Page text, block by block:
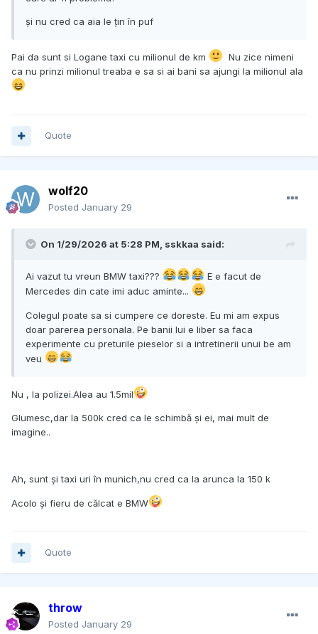
și nu cred ca aia le țin în puf
Pai da sunt si Logane taxi cu milionul de km
Nu zice nimeni
ca nu prinzi milionul treaba e sa si ai bani sa ajungi la milionul ala
Quote
wolf20
Posted January 29
On 1/29/2026 at 5:28 PM, sskkaa said:
Ai vazut tu vreun BMW taxi???
E e facut de
Mercedes din cate imi aduc aminte...
Colegul poate sa si cumpere ce doreste. Eu mi am expus
doar parerea personala. Pe banii lui e liber sa faca
experimente cu preturile pieselor si a intretinerii unui be am
veu
Nu , la polizei.Alea au 1.5mil
Glumesc,dar la 500k cred ca le schimbă și ei, mai mult de
imagine..
Ah, sunt și taxi uri în munich,nu cred ca la arunca la 150 k
Acolo și fieru de călcat e BMW
Quote
throw
Posted January 29